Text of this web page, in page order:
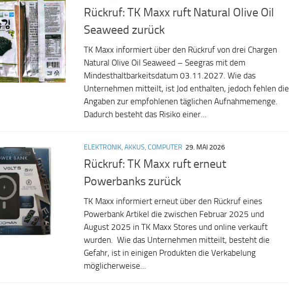
Rückruf: TK Maxx ruft Natural Olive Oil
Seaweed zurück
TK Maxx informiert über den Rückruf von drei Chargen
Natural Olive Oil Seaweed – Seegras mit dem
Mindesthaltbarkeitsdatum 03.11.2027. Wie das
Unternehmen mitteilt, ist Jod enthalten, jedoch fehlen die
Angaben zur empfohlenen täglichen Aufnahmemenge.
Dadurch besteht das Risiko einer...
ELEKTRONIK, AKKUS, COMPUTER 29. MAI 2026
Rückruf: TK Maxx ruft erneut
Powerbanks zurück
TK Maxx informiert erneut über den Rückruf eines
Powerbank Artikel die zwischen Februar 2025 und
August 2025 in TK Maxx Stores und online verkauft
wurden. Wie das Unternehmen mitteilt, besteht die
Gefahr, ist in einigen Produkten die Verkabelung
möglicherweise...